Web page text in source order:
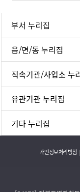
부서 누리집
읍/면/동 누리집
직속기관/사업소 누
유관기관 누리집
기타 누리집
개인정보처리방침